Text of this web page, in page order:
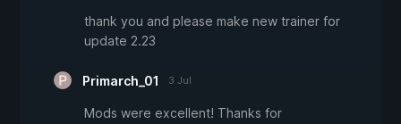
thank you and please make new trainer for
update 2.23
Primarch_01 3 Jul
Mods were excellent! Thanks for